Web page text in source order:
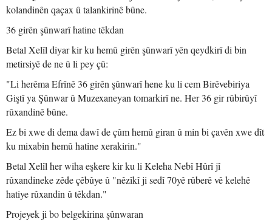
kolandinên qaçax û talankirinê bûne.
36 girên şûnwarî hatine têkdan
Betal Xelîl diyar kir ku hemû girên şûnwarî yên qeydkirî di bin
metirsiyê de ne û li pey çû:
"Li herêma Efrînê 36 girên şûnwarî hene ku li cem Birêvebiriya
Giştî ya Şûnwar û Muzexaneyan tomarkirî ne. Her 36 gir rûbirûyî
rûxandinê bûne.
Ez bi xwe di dema dawî de çûm hemû giran û min bi çavên xwe dît
ku mixabin hemû hatine xerakirin."
Betal Xelîl her wiha eşkere kir ku li Keleha Nebî Hûrî jî
rûxandineke zêde çêbûye û "nêzîkî ji sedî 70yê rûberê vê kelehê
hatiye rûxandin û têkdan."
Projeyek ji bo belgekirina şûnwaran